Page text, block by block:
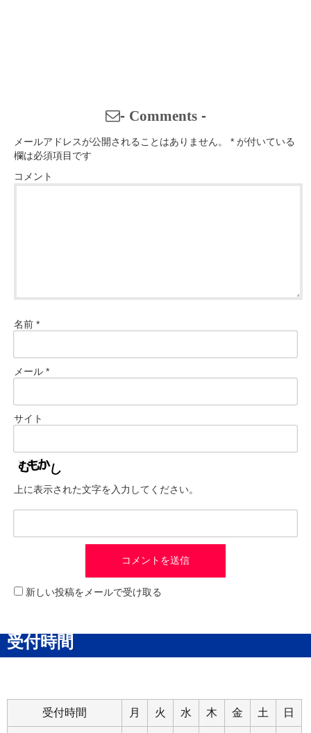
- Comments-
メールアドレスが公開されることはありません。 * が付いている
欄は必須項目です
コメント
名前 *
メール *
サイト
上に表示された文字を入力してください。
新しい投稿をメールで受け取る
受付時間
受付時間 月 火 水 木 金 土 日